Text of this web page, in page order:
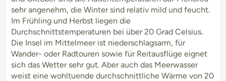
sehr angenehm, die Winter sind relativ mild und feucht.
Im Frühling und Herbst liegen die
Durchschnittstemperaturen bei über 20 Grad Celsius.
Die Insel im Mittelmeer ist niederschlagsarm, für
Wander- oder Radtouren sowie für Reitausflüge eignet
sich das Wetter sehr gut. Aber auch das Meerwasser
weist eine wohltuende durchschnittliche Wärme von 20